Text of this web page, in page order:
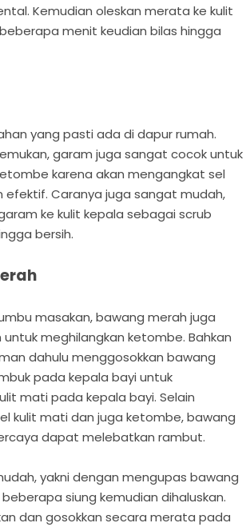
Kemudian oleskan merata ke kulit
menit keudian bilas hingga
yang pasti ada di dapur rumah.
garam juga sangat cocok untuk
karena akan mengangkat sel
efektif. Caranya juga sangat mudah,
ke kulit kepala sebagai scrub
bersih.
masakan, bawang merah juga
meghilangkan ketombe. Bahkan
dahulu menggosokkan bawang
pada kepala bayi untuk
mati pada kepala bayi. Selain
kulit mati dan juga ketombe, bawang
dapat melebatkan rambut.
yakni dengan mengupas bawang
siung kemudian dihaluskan.
dan gosokkan secara merata pada